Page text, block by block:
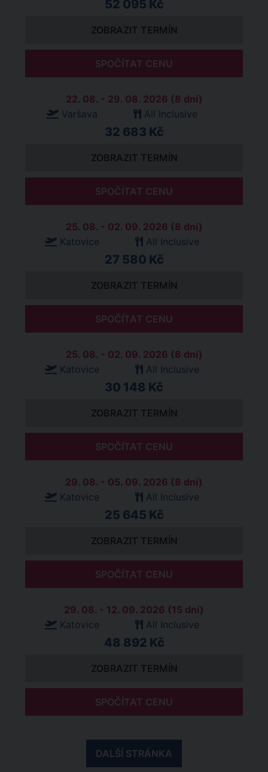
52 095 Kč
ZOBRAZIT TERMÍN
SPOČÍTAT CENU
22. 08. - 29. 08. 2026 (8 dní)
Varšava
All Inclusive
32 683 Kč
ZOBRAZIT TERMÍN
SPOČÍTAT CENU
25. 08. - 02. 09. 2026 (8 dní)
Katovice
All Inclusive
27 580 Kč
ZOBRAZIT TERMÍN
SPOČÍTAT CENU
25. 08. - 02. 09. 2026 (8 dní)
Katovice
All Inclusive
30 148 Kč
ZOBRAZIT TERMÍN
SPOČÍTAT CENU
29. 08. - 05. 09. 2026 (8 dní)
Katovice
All Inclusive
25 645 Kč
ZOBRAZIT TERMÍN
SPOČÍTAT CENU
29. 08. - 12. 09. 2026 (15 dní)
Katovice
All Inclusive
48 892 Kč
ZOBRAZIT TERMÍN
SPOČÍTAT CENU
DALŠÍ STRÁNKA